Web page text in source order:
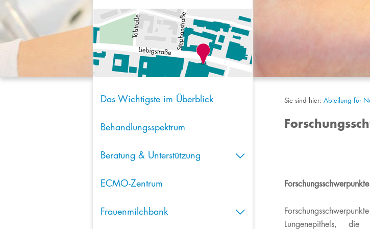
Das Wichtigste im Überblick
Behandlungsspektrum
Beratung & Unterstützung
ECMO-Zentrum
Frauenmilchbank
Sie sind hier:Abteilung für
Forschungsschwerpunkte
Lungenepithels, die